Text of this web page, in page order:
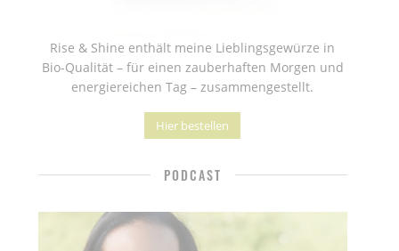
Rise & Shine enthält meine Lieblingsgewürze in
Bio-Qualität – für einen zauberhaften Morgen und
energiereichen Tag – zusammengestellt.
Hier bestellen
PODCAST